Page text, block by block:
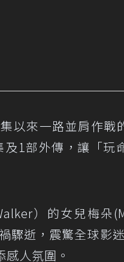
以來一路並肩作
1部外傳，讓「玩
）的女兒梅
驟逝，震驚全球影
人氛圍。